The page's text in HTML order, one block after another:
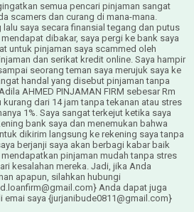
semua pencari pinjaman sangat
scamers dan curang di mana-mana.
lalu saya secara finansial tegang dan putus
dibakar, saya pergi ke bank saya
untuk pinjaman saya scammed oleh
dan serikat kredit online. Saya hampir
seorang teman saya merujuk saya ke
handal yang disebut pinjaman tanpa
AHMED PINJAMAN FIRM sebesar Rm
dari 14 jam tanpa tekanan atau stres
1%. Saya sangat terkejut ketika saya
bank saya dan menemukan bahwa
dikirim langsung ke rekening saya tanpa
berjanji saya akan berbagi kabar baik
pinjaman mudah tanpa stres
kesalahan mereka. Jadi, jika Anda
apapun, silahkan hubungi
Anda dapat juga
emai saya {jurjanibude0811@gmail.com}